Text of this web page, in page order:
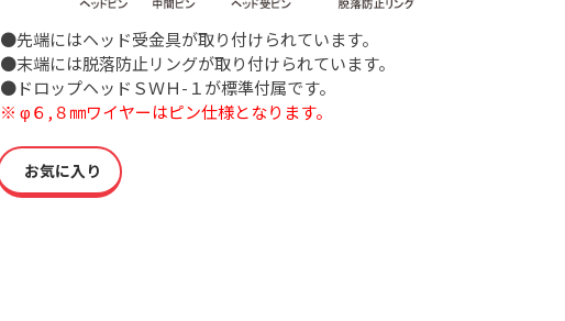
●先端にはヘッド受金具が取り付けられています。
●末端には脱落防止リングが取り付けられています。
●ドロップヘッドＳＷＨ-１が標準付属です。
※ φ６,８㎜ワイヤーはピン仕様となります。
お気に入り